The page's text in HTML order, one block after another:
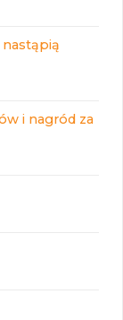
i nagród za